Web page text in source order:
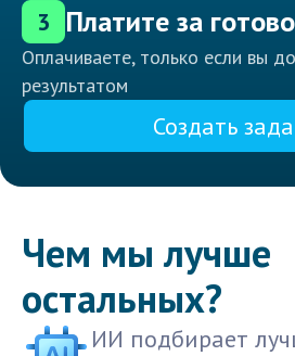
3 Платите за
Оплачиваете, только если вы
результатом
Создать
Чем мы лучше
остальных?
ИИ подбирает